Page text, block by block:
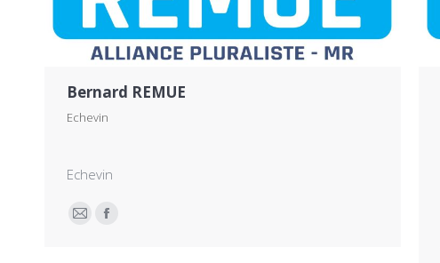
Bernard REMUE
Echevin
Echevin
E-
Facebook